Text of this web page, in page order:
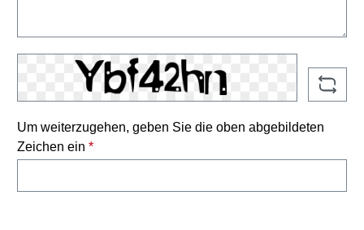
Um weiterzugehen, geben Sie die oben abgebildeten
Zeichen ein *